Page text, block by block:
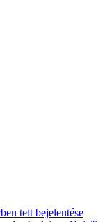
tett bejelentése